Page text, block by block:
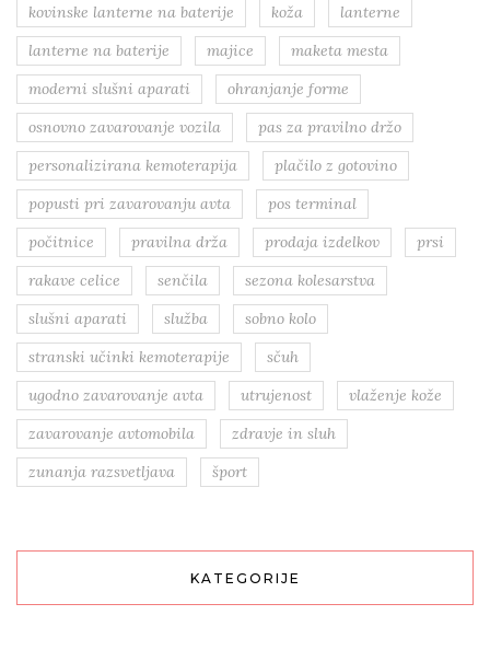
kovinske lanterne na baterije
koža
lanterne
lanterne na baterije
majice
maketa mesta
moderni slušni aparati
ohranjanje forme
osnovno zavarovanje vozila
pas za pravilno držo
personalizirana kemoterapija
plačilo z gotovino
popusti pri zavarovanju avta
pos terminal
počitnice
pravilna drža prodaja izdelkov
prsi
rakave celice
senčila
sezona kolesarstva
slušni aparati
služba
sobno kolo
stranski učinki kemoterapije
sčuh
ugodno zavarovanje avta
utrujenost
vlaženje kože
zavarovanje avtomobila
zdravje in sluh
zunanja razsvetljava
šport
KATEGORIJE